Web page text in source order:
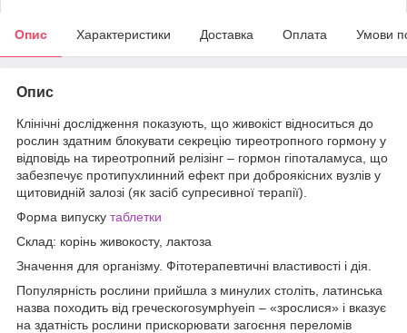
Опис Характеристики Доставка Оплата Умови
Опис
Клінічні дослідження показують, що живокіст відноситься до
рослин здатним блокувати секрецію тиреотропного гормону у
відповідь на тиреотропний релізінг – гормон гіпоталамуса, що
забезпечує протипухлинний ефект при доброякісних вузлів у
щитовидній залозі (як засіб супресивної терапії).
Форма випуску таблетки
Склад: корінь живокосту, лактоза
Значення для організму. Фітотерапевтичні властивості і дія.
Популярність рослини прийшла з минулих століть, латинська
назва походить від греческогоѕумрһуеіп – «зрослися» і вказує
на здатність рослини прискорювати загоєння переломів